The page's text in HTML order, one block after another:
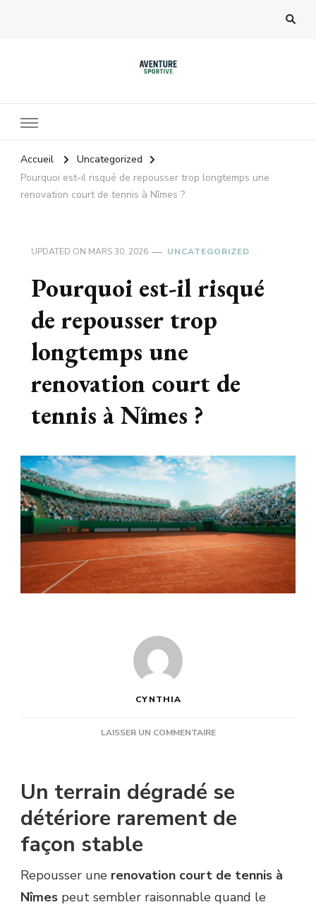
Accueil
Uncategorized
Pourquoi est-il risqué de repousser trop longtemps une
renovation court de tennis à Nîmes ?
UPDATED ON MARS 30, 2026 UNCATEGORIZED
Pourquoi est-il risqué
de repousser trop
longtemps une
renovation court de
tennis à Nîmes ?
CYNTHIA
LAISSER UN COMMENTAIRESUR
RISQUÉ
REPOUSSER
RENOVATION
COURT
Un terrain dégradé se
détériore rarement de
façon stable
Repousser une renovation court de tennis à
Nîmes peut sembler raisonnable quand le